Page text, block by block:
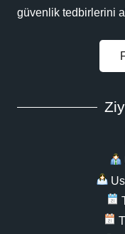
güvenlik tedbirlerini